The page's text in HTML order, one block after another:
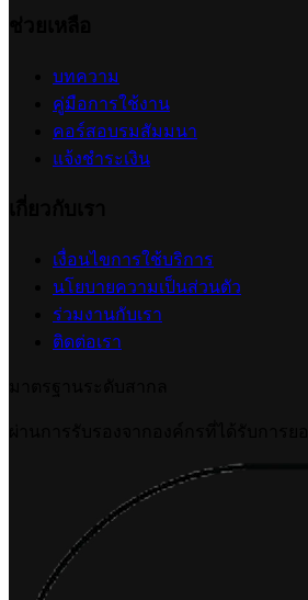
เชื่อมต่อ Ketshopweb MCP กับ ChatGPT
2026-07-10 16:10:38